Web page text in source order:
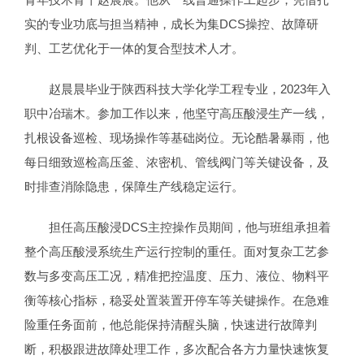
实的专业功底与担当精神，成长为集DCS操控、故障研
判、工艺优化于一体的复合型技术人才。
赵晨晨毕业于陕西科技大学化学工程专业，2023年入
职中冶瑞木。参加工作以来，他坚守高压酸浸生产一线，
扎根设备巡检、现场操作等基础岗位。无论酷暑暴雨，他
每日细致巡检高压釜、浓密机、管线阀门等关键设备，及
时排查消除隐患，保障生产线稳定运行。
担任高压酸浸DCS主控操作员期间，他与班组承担着
整个高压酸浸系统生产运行控制的重任。面对复杂工艺参
数与多变高压工况，精准把控温度、压力、液位、物料平
衡等核心指标，稳妥处置装置开停车等关键操作。在急难
险重任务面前，他总能保持清醒头脑，快速进行故障判
断，积极跟进故障处理工作，多次配合各方力量快速恢复